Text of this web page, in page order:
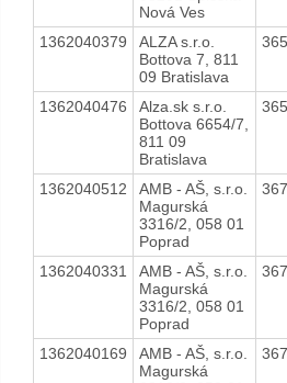
Nová Ves
1362040379
ALZA s.r.o.
Bottova 7, 811
09 Bratislava
1362040476
Alza.sk s.r.o.
Bottova 6654/7,
811 09
Bratislava
1362040512
AMB - AŠ, s.r.o.
Magurská
3316/2, 058 01
Poprad
1362040331
AMB - AŠ, s.r.o.
Magurská
3316/2, 058 01
Poprad
1362040169
AMB - AŠ, s.r.o.
Magurská